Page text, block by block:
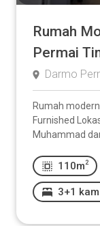
Rumah
Permai
Darmo
Rumah
Furnished
Muhammad
110m 2
3+1